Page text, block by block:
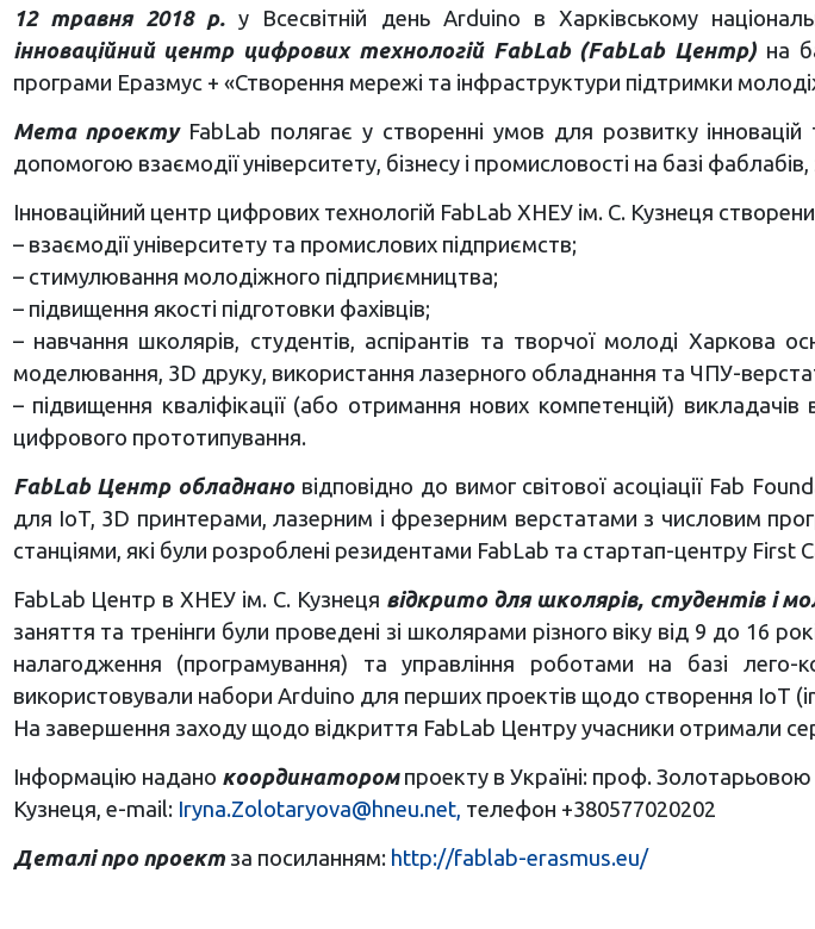
12 травня 2018 р. у Всесвітній день Arduino в Харківському
інноваційний центр цифрових технологій FabLab (FabLab Центр) на
програми Еразмус + «Створення мережі та інфраструктури підтримки
Мета проектуFabLab полягає у створенні умов для розвитку інновацій
допомогою взаємодії університету, бізнесу і промисловості на базі
Інноваційний центр цифрових технологій FabLab ХНЕУ ім. С. Кузнеця
– взаємодії університету та промислових підприємств;
– стимулювання молодіжного підприємництва;
– підвищення якості підготовки фахівців;
– навчання школярів, студентів, аспірантів та творчої молоді Харкова
моделювання, 3D друку, використання лазерного обладнання та ЧПУ-
– підвищення кваліфікації (або отримання нових компетенцій)
цифрового прототипування.
FabLab Центр обладнановідповідно до вимог світової асоціації Fab
для IoT, 3D принтерами, лазерним і фрезерним верстатами з числовим
станціями, які були розроблені резидентами FabLab та стартап-центру First
FabLab Центр в ХНЕУ ім. С. Кузнеця відкрито для школярів, студентів і
заняття та тренінги були проведені зі школярами різного віку від 9 до
налагодження (програмування) та управління роботами на базі
використовували набори Arduino для перших проектів щодо створення IoT
На завершення заходу щодо відкриття FabLab Центру учасники отримали
Інформацію надано координатором проекту в Україні: проф. Золотарьовою
Кузнеця, e-mail: Iryna.Zolotaryova@hneu.net, телефон +380577020202
Деталі про проектза посиланням: http://fablab-erasmus.eu/